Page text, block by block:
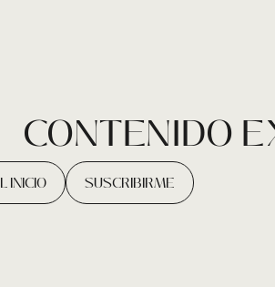
CONTENIDO
INICIO SUSCRIBIRME